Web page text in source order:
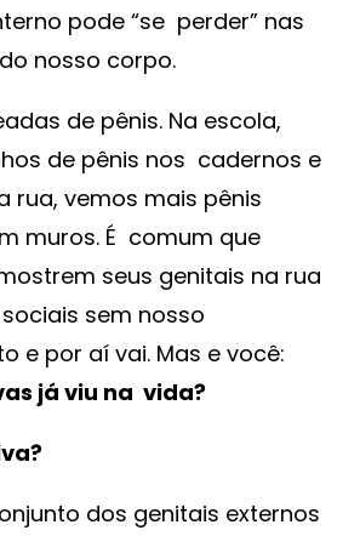
pode “se perder” nas
nosso corpo.
de pênis. Na escola,
de pênis nos cadernos e
rua, vemos mais pênis
muros. É comum que
seus genitais na rua
sem nosso
e por aí vai. Mas e você:
já viu na vida?
dos genitais externos